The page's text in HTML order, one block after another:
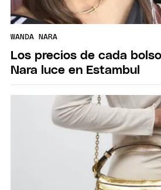
WANDA NARA
Los precios de cada
Nara luce en Estambul